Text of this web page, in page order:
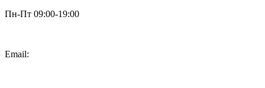
Пн-Пт 09:00-19:00
Email: